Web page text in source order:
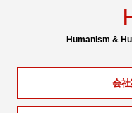
Humanism &
会